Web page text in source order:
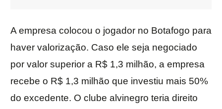
A empresa colocou o jogador no Botafogo para
haver valorização. Caso ele seja negociado
por valor superior a R$ 1,3 milhão, a empresa
recebe o R$ 1,3 milhão que investiu mais 50%
do excedente. O clube alvinegro teria direito